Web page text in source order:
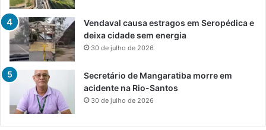
Vendaval causa estragos em Seropédica e
deixa cidade sem energia
30 de julho de 2026
Secretário de Mangaratiba morre em
acidente na Rio-Santos
30 de julho de 2026